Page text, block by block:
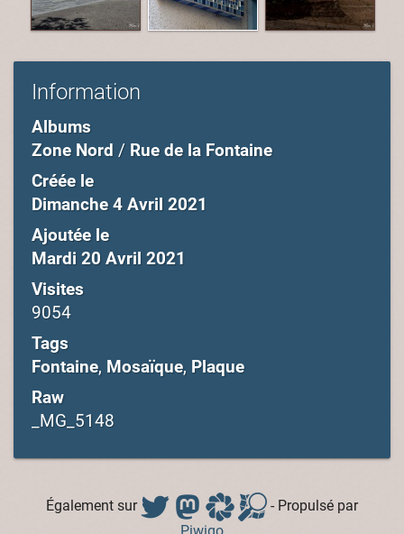
Information
Albums
Zone Nord / Rue de la Fontaine
Créée le
Dimanche 4 Avril 2021
Ajoutée le
Mardi 20 Avril 2021
Visites
9054
Tags
Fontaine, Mosaïque, Plaque
Raw
_MG_5148
Également sur
- Propulsé par